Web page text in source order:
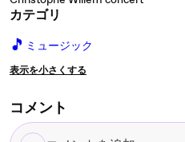
カテゴリ
🎵 ミュージック
表示を小さくする
コメント